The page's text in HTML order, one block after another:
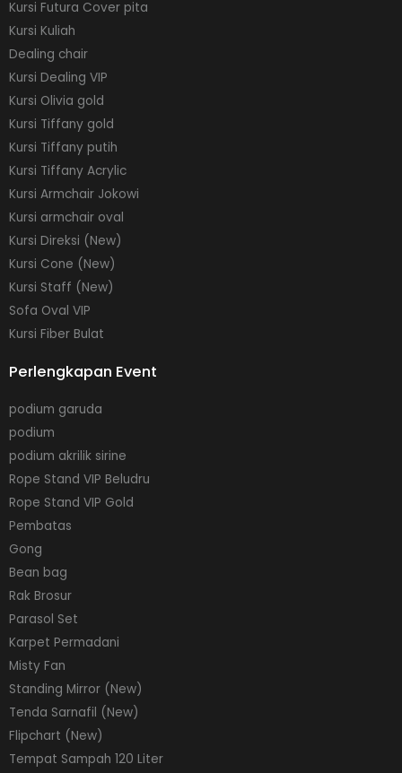
Kursi Futura Cover pita
Kursi Kuliah
Dealing chair
Kursi Dealing VIP
Kursi Olivia gold
Kursi Tiffany gold
Kursi Tiffany putih
Kursi Tiffany Acrylic
Kursi Armchair Jokowi
Kursi armchair oval
Kursi Direksi (New)
Kursi Cone (New)
Kursi Staff (New)
Sofa Oval VIP
Kursi Fiber Bulat
Perlengkapan Event
podium garuda
podium
podium akrilik sirine
Rope Stand VIP Beludru
Rope Stand VIP Gold
Pembatas
Gong
Bean bag
Rak Brosur
Parasol Set
Karpet Permadani
Misty Fan
Standing Mirror (New)
Tenda Sarnafil (New)
Flipchart (New)
Tempat Sampah 120 Liter